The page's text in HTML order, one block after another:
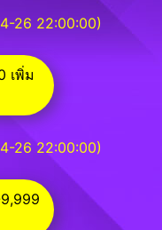
26 22:00:00)
เพิ่ม
26 22:00:00)